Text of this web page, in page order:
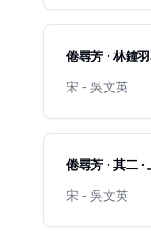
倦尋芳 · 林鐘
宋 - 吳文英
倦尋芳 · 其二 ·
宋 - 吳文英